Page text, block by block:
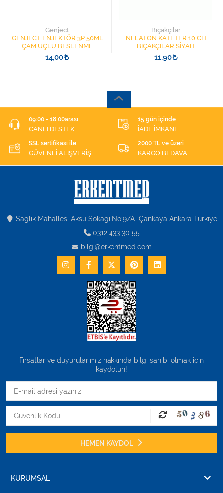
Genject
GENJECT ENJEKTÖR 3P 50ML
ÇAM UÇLU BESLENME
ŞIRINGASI 1852412 KATATER
UÇLU
14,00
Bıçakçılar
NELATON KATETER 10 CH
BIÇAKÇILAR SİYAH
11,90
09:00 - 18:00arası
CANLI DESTEK
15 gün içinde
İADE İMKANI
SSL sertifikası ile
GÜVENLİ ALIŞVERİŞ
2000 TL ve üzeri
KARGO BEDAVA
Sağlık Mahallesi Aksu Sokağı No:9/A Çankaya Ankara Turkiye
0312 433 30 55
bilgi@erkentmed.com
Fırsatlar ve duyurularımız hakkında bilgi sahibi olmak için
kaydolun!
HEMEN KAYDOL
KURUMSAL